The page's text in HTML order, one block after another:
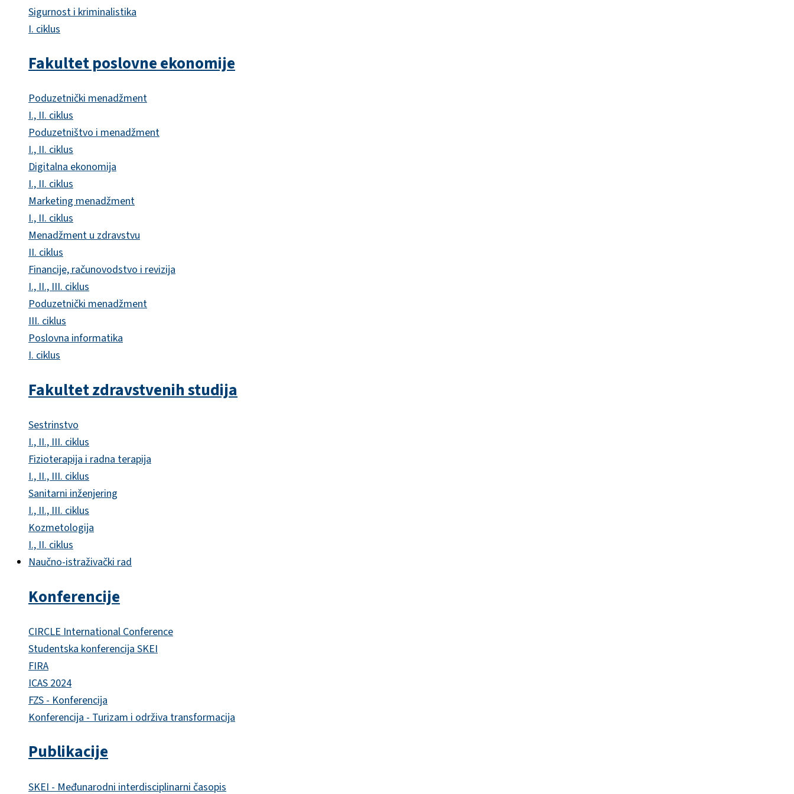
Sigurnost i kriminalistika
I. ciklus
Fakultet poslovne ekonomije
Poduzetnički menadžment
I., II. ciklus
Poduzetništvo i menadžment
I., II. ciklus
Digitalna ekonomija
I., II. ciklus
Marketing menadžment
I., II. ciklus
Menadžment u zdravstvu
II. ciklus
Financije, računovodstvo i revizija
I., II., III. ciklus
Poduzetnički menadžment
III. ciklus
Poslovna informatika
I. ciklus
Fakultet zdravstvenih studija
Sestrinstvo
I., II., III. ciklus
Fizioterapija i radna terapija
I., II., III. ciklus
Sanitarni inženjering
I., II., III. ciklus
Kozmetologija
I., II. ciklus
Naučno-istraživački rad
Konferencije
CIRCLE International Conference
Studentska konferencija SKEI
FIRA
ICAS 2024
FZS - Konferencija
Konferencija - Turizam i održiva transformacija
Publikacije
SKEI - Međunarodni interdisciplinarni časopis